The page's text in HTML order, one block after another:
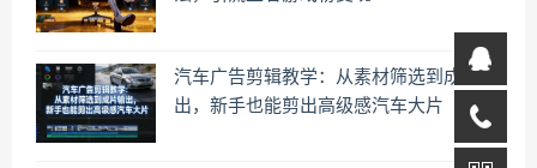
汽车广告剪辑教学：从素材筛选到成片输
出，新手也能剪出高级感汽车大片